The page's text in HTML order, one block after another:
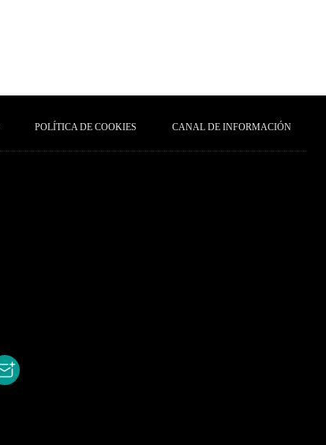
POLÍTICA DE COOKIES CANAL DE INFORMACIÓN